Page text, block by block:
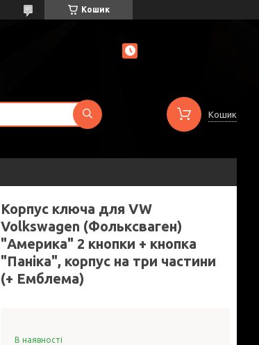
Кошик
Кошик
Корпус ключа для VW
Volkswagen (Фольксваген)
"Америка" 2 кнопки + кнопка
"Паніка", корпус на три частини
(+ Емблема)
В наявності